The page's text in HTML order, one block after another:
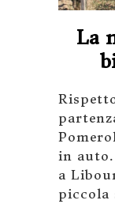
La
in
a
piccola